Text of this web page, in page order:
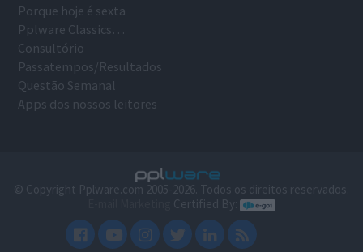
Porque hoje é sexta
Pplware Classics…
Consultório
Passatempos/Resultados
Questão Semanal
Apps dos nossos leitores
© Copyright Pplware.com 2005-2026. Todos os direitos reservados.
Certified By: